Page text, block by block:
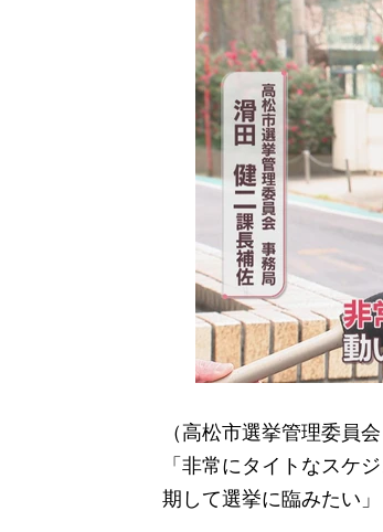
（高松市選挙管理委員
「非常にタイトなスケ
期して選挙に臨みたい」